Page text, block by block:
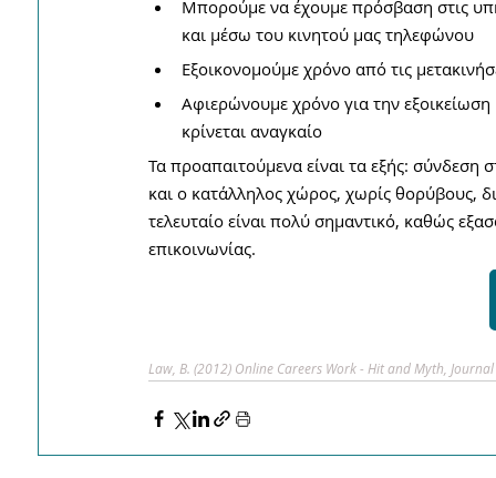
Μπορούμε να έχουμε πρόσβαση στις
και μέσω του κινητού μας τηλεφώνου
Εξοικονομούμε χρόνο από τις
Αφιερώνουμε χρόνο για την
κρίνεται αναγκαίο
Τα προαπαιτούμενα είναι τα εξής: σύνδεση
και ο κατάλληλος χώρος, χωρίς θορύβους,
τελευταίο είναι πολύ σημαντικό, καθώς
επικοινωνίας.
Law, B. (2012) Online Careers Work - Hit and Myth,